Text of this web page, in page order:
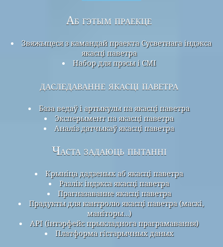
Аб гэтым праекце
Звяжыцеся з камандай праекта Сусветнага індэкса
якасці паветра
Набор для прэсы і СМІ
даследаванне якасці паветра
База ведаў і артыкулы па якасці паветра
Эксперымент па якасці паветра
Аналіз датчыкаў якасці паветра
Часта задаюць пытанні
Крыніца дадзеных аб якасці паветра
Разлік індэкса якасці паветра
Прагназаванне якасці паветра
Прадукты для кантролю якасці паветра (маскі,
маніторы…)
API (інтэрфейс прыкладнога праграмавання)
Платформа гістарычных даных